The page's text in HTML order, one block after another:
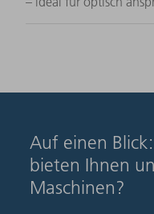
Auf einen
bieten Ihnen
Maschinen?